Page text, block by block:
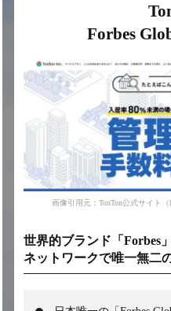
Forbes
画像引用元：TonTon公式サイト（
世界的ブランド「Forbes
ネットワークで唯一無二